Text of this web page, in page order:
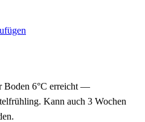
Boden 6°C erreicht —
Kann auch 3 Wochen